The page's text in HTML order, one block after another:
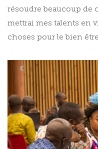
résoudre beaucoup de
mettrai mes talents en
choses pour le bien